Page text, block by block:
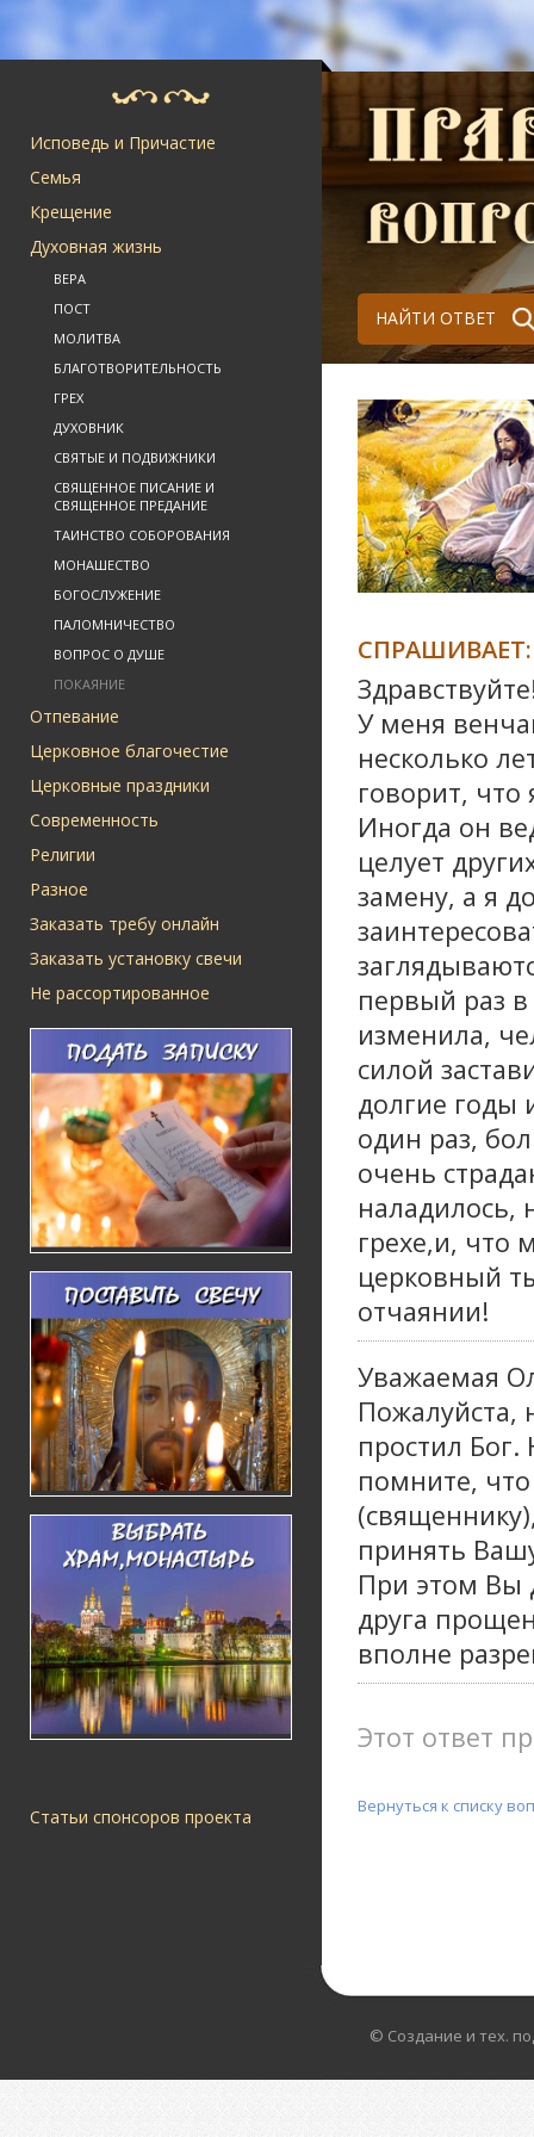
Исповедь и Причастие
Семья
Крещение
Духовная жизнь
ВЕРА
ПОСТ
МОЛИТВА
БЛАГОТВОРИТЕЛЬНОСТЬ
ГРЕХ
ДУХОВНИК
СВЯТЫЕ И ПОДВИЖНИКИ
СВЯЩЕННОЕ ПИСАНИЕ И
СВЯЩЕННОЕ ПРЕДАНИЕ
ТАИНСТВО СОБОРОВАНИЯ
МОНАШЕСТВО
БОГОСЛУЖЕНИЕ
ПАЛОМНИЧЕСТВО
ВОПРОС О ДУШЕ
ПОКАЯНИЕ
Отпевание
Церковное благочестие
Церковные праздники
Современность
Религии
Разное
Заказать требу онлайн
Заказать установку свечи
Не рассортированное
Статьи спонсоров проекта
НАЙТИ ОТВЕТ
СПРАШИВАЕТ:
У меня
несколько
говорит,
Иногда он
целует
замену, а я
первый раз
изменила,
силой
долгие годы
один раз,
очень
наладилось,
грехе,и, что
церковный
отчаянии!
Уважаемая
Пожалуйста,
простил Бог.
помните,
принять
При этом Вы
друга
вполне
Этот ответ
Вернуться к списку
© Создание и тех.